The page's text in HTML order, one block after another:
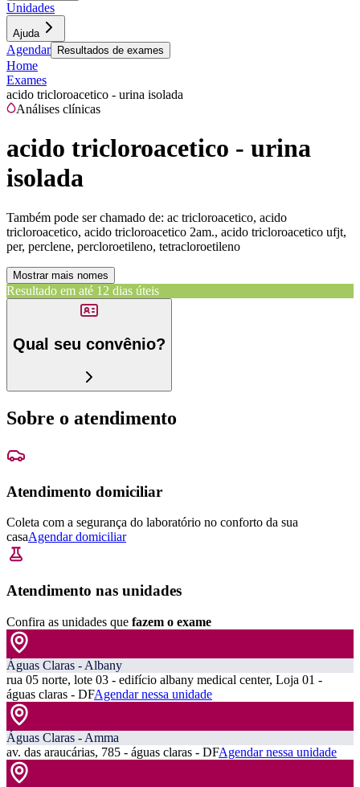
Unidades
Ajuda
Agendar Resultados de exames
Home
Exames
acido tricloroacetico - urina isolada
Análises clínicas
acido tricloroacetico - urina
isolada
Também pode ser chamado de: ac tricloroacetico, acido
tricloroacetico, acido tricloroacetico 2am., acido tricloroacetico ufjt,
per, perclene, percloroetileno, tetracloroetileno
Mostrar mais nomes
Resultado em até 12 dias úteis
Qual seu convênio?
Sobre o atendimento
Atendimento domiciliar
Coleta com a segurança do laboratório no conforto da sua
casaAgendar domiciliar
Atendimento nas unidades
Confira as unidades que fazem o exame
Águas Claras - Albany
rua 05 norte, lote 03 - edifício albany medical center, Loja 01 -
águas claras - DFAgendar nessa unidade
Águas Claras - Amma
av. das araucárias, 785 - águas claras - DFAgendar nessa unidade